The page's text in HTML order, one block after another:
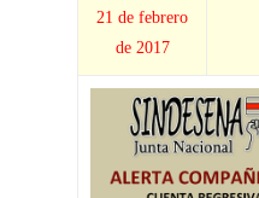
21 de febrero
de 2017